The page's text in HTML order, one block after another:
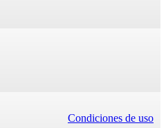
Condiciones de uso